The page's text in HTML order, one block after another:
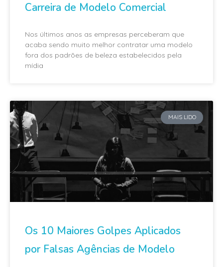
Carreira de Modelo Comercial
Nos últimos anos as empresas perceberam que
acaba sendo muito melhor contratar uma modelo
fora dos padrões de beleza estabelecidos pela
mídia
MAIS LIDO
Os 10 Maiores Golpes Aplicados
por Falsas Agências de Modelo